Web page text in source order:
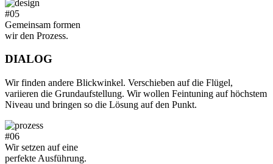
#05
Gemeinsam formen
wir den Prozess.
DIALOG
Wir finden andere Blickwinkel. Verschieben auf die Flügel,
variieren die Grundaufstellung. Wir wollen Feintuning auf höchstem
Niveau und bringen so die Lösung auf den Punkt.
#06
Wir setzen auf eine
perfekte Ausführung.